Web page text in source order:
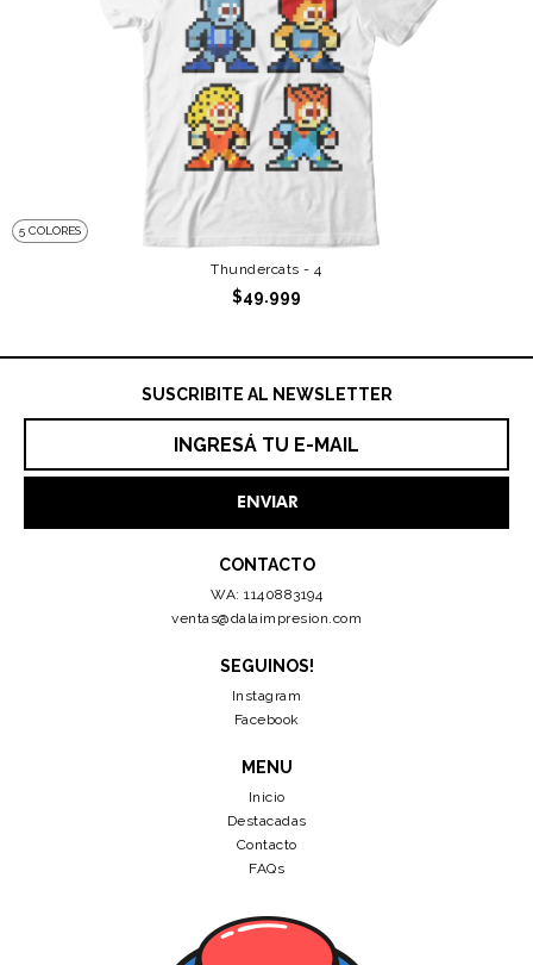
5 COLORES
Thundercats - 4
$49.999
SUSCRIBITE AL NEWSLETTER
CONTACTO
WA: 1140883194
ventas@dalaimpresion.com
SEGUINOS!
Instagram
Facebook
MENU
Inicio
Destacadas
Contacto
FAQs